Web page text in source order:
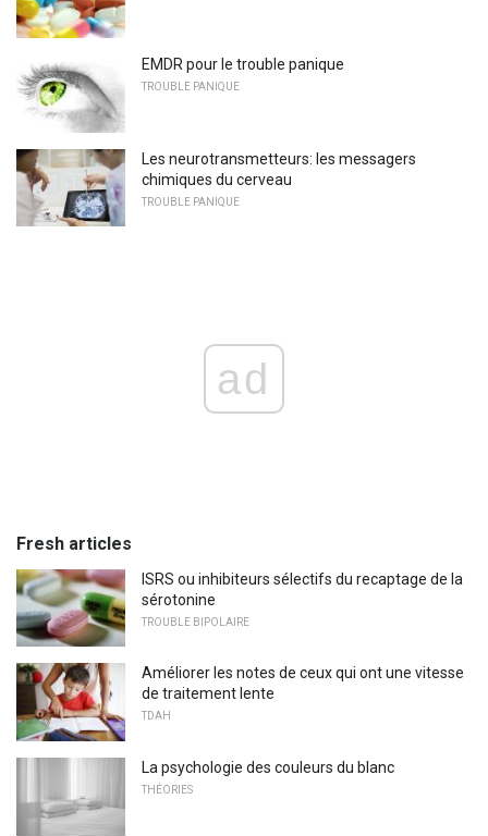
EMDR pour le trouble panique
TROUBLE PANIQUE
Les neurotransmetteurs: les messagers
chimiques du cerveau
TROUBLE PANIQUE
ad
Fresh articles
ISRS ou inhibiteurs sélectifs du recaptage de la
sérotonine
TROUBLE BIPOLAIRE
Améliorer les notes de ceux qui ont une vitesse
de traitement lente
TDAH
La psychologie des couleurs du blanc
THÉORIES